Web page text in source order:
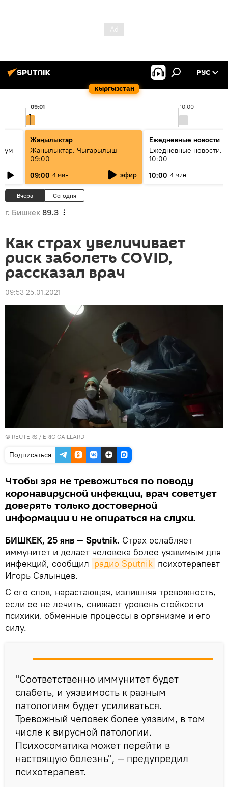
Кыргызстан
РУС
10:00
09:01
Жаңылыктар
Жаңылыктар. Чыгарылыш
09:00
09:00 4 мин эфир
Ежедневные новости
Ежедневные новости.
10:00
10:00 4 мин
Вчера Сегодня
г. Бишкек 89.3
Как страх увеличивает
риск заболеть COVID,
рассказал врач
09:53 25.01.2021
© REUTERS / ERIC GAILLARD
Подписаться
Чтобы зря не тревожиться по поводу
коронавирусной инфекции, врач советует
доверять только достоверной
информации и не опираться на слухи.
БИШКЕК, 25 янв — Sputnik. Страх ослабляет
иммунитет и делает человека более уязвимым для
инфекций, сообщил радио Sputnik психотерапевт
Игорь Салынцев.
С его слов, нарастающая, излишняя тревожность,
если ее не лечить, снижает уровень стойкости
психики, обменные процессы в организме и его
силу.
"Соответственно иммунитет будет
слабеть, и уязвимость к разным
патологиям будет усиливаться.
Тревожный человек более уязвим, в том
числе к вирусной патологии.
Психосоматика может перейти в
настоящую болезнь", — предупредил
психотерапевт.